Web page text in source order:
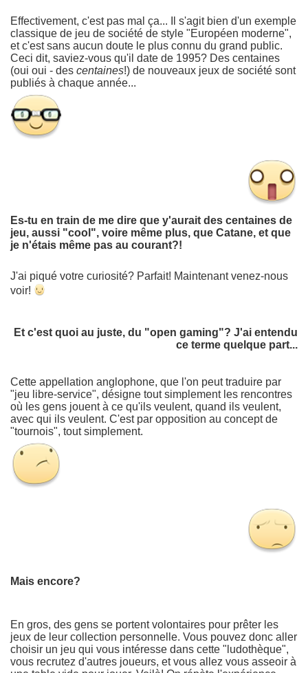
Effectivement, c'est pas mal ça... Il s'agit bien d'un exemple
classique de jeu de société de style "Européen moderne",
et c'est sans aucun doute le plus connu du grand public.
Ceci dit, saviez-vous qu'il date de 1995? Des centaines
(oui oui - des centaines!) de nouveaux jeux de société sont
publiés à chaque année...
Es-tu en train de me dire que y'aurait des centaines de
jeu, aussi "cool", voire même plus, que Catane, et que
je n'étais même pas au courant?!
J'ai piqué votre curiosité? Parfait! Maintenant venez-nous
voir!
Et c'est quoi au juste, du "open gaming"? J'ai entendu
ce terme quelque part...
Cette appellation anglophone, que l'on peut traduire par
"jeu libre-service", désigne tout simplement les rencontres
où les gens jouent à ce qu'ils veulent, quand ils veulent,
avec qui ils veulent. C'est par opposition au concept de
"tournois", tout simplement.
Mais encore?
En gros, des gens se portent volontaires pour prêter les
jeux de leur collection personnelle. Vous pouvez donc aller
choisir un jeu qui vous intéresse dans cette "ludothèque",
vous recrutez d'autres joueurs, et vous allez vous asseoir à